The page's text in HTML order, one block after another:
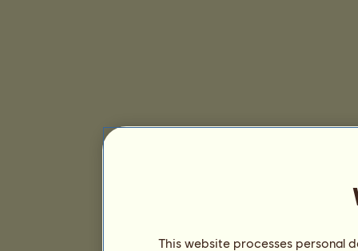
This website processes personal